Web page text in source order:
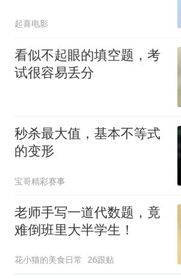
起喜电影
看似不起眼的填空题，考
试很容易丢分
秒杀最大值，基本不等式
的变形
宝哥精彩赛事
老师手写一道代数题，竟
难倒班里大半学生！
花小猫的美食日常 26跟贴